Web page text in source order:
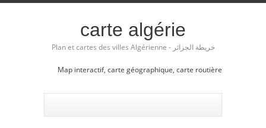
carte algérie
Plan et cartes des villes Algérienne - خريطة الجزائر
Map interactif, carte géographique, carte routière